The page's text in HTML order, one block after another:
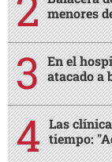
menores
En el
atacado a
Las
tiempo: